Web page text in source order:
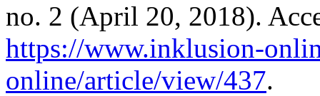
no. 2 (April 20, 2018).
https://www.inklusion-
online/article/view/437.